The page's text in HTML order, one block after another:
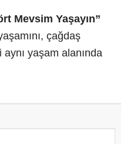
Mevsim Yaşayın”
çağdaş
yaşam alanında